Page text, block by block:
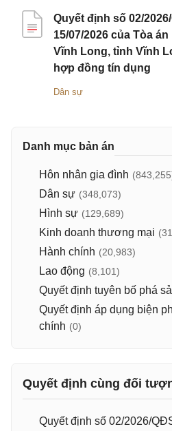
Quyết định số 02/
15/07/2026 của Tòa
Vĩnh Long, tỉnh Vĩnh
hợp đồng tín dụng
Dân sự
Danh mục bản án
Hôn nhân gia đình
Dân sự (348,073)
Hình sự (129,689)
Kinh doanh thương mại
Hành chính (20,983)
Lao động (8,101)
Quyết định tuyên bố phá
Quyết định áp dụng biện
chính (0)
Quyết định cùng đối
Quyết định số 02/2026/